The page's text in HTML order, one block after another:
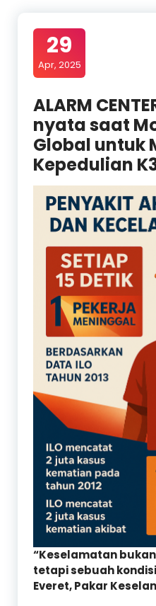
29
Apr, 2025
ALARM
nyata saat
Global untuk
Kepedulian
“Keselamatan
tetapi sebuah
Everet, Pakar